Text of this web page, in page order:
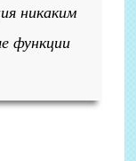
никаким
функции